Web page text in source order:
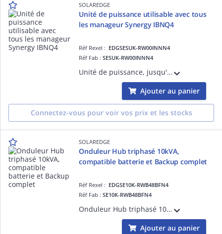
SOLAREDGE
Unité de puissance utilisable avec tous
les manageur Synergy IBNQ4
Réf Rexel : EDGSESUK-RW00INNN4
Réf Fab :SESUK-RW00INNN4
Unité de puissance, jusqu'à 33,3 kW, à associer avec un manageur d'onduleur Synergy. Interchangeable pour tous les managers Synergy. Tension de sécurité en moins de 3 minutes.
Ajouter au panier
Connectez-vous pour voir vos prix et les stocks
SOLAREDGE
Onduleur Hub triphasé 10kVA,
compatible batterie et Backup complet
Réf Rexel : EDGSE10K-RWB48BFN4
Réf Fab :SE10K-RWB48BFN4
Onduleur Hub triphasé 10kVA, Gamme Résidentielle, pour pouvoir bénéficier d'un Backup, compatible avec l'écosystème de SolarEdge : Interface de Backup 3ph, Batterie 48V, Chargeur de VE, et appareils de domotique.
Ajouter au panier